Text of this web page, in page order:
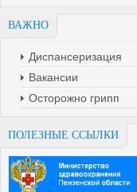
ВАЖНО
Диспансеризация
Вакансии
Осторожно грипп
ПОЛЕЗНЫЕ ССЫЛКИ